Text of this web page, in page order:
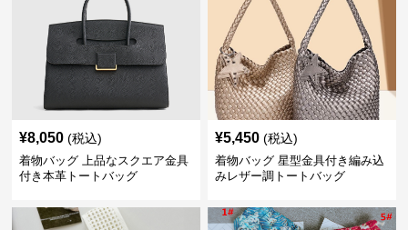
¥8,050 (税込)
着物バッグ 上品なスクエア金具
付き本革トートバッグ
¥5,450 (税込)
着物バッグ 星型金具付き編み込
みレザー調トートバッグ